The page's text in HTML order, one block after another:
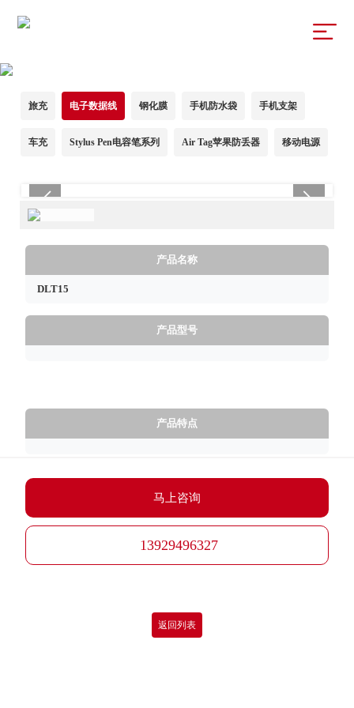
旅充 电子数据线 钢化膜 手机防水袋 手机支架
车充 Stylus Pen电容笔系列 Air Tag苹果防丢器 移动电源
产品名称
DLT15
产品型号
产品特点
马上咨询
13929496327
返回列表